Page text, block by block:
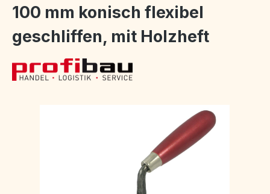
100 mm konisch flexibel
geschliffen, mit Holzheft